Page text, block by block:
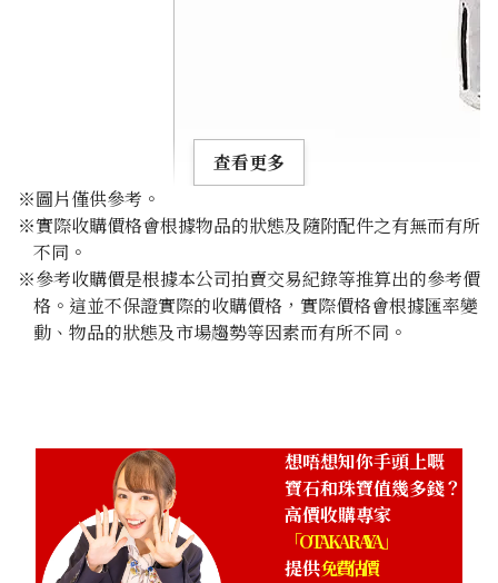
Tourmaline necklace 1.6ct
參考回收價
查看更多
※圖片僅供參考。
※實際收購價格會根據物品的狀態及隨附配件之有無而有所
不同。
※參考收購價是根據本公司拍賣交易紀錄等推算出的參考價
格。這並不保證實際的收購價格，實際價格會根據匯率變
動、物品的狀態及市場趨勢等因素而有所不同。
想唔想知你手頭上嘅
寶石和珠寶值幾多錢？
高價收購專家
「OTAKARAYA」
提供免費估價